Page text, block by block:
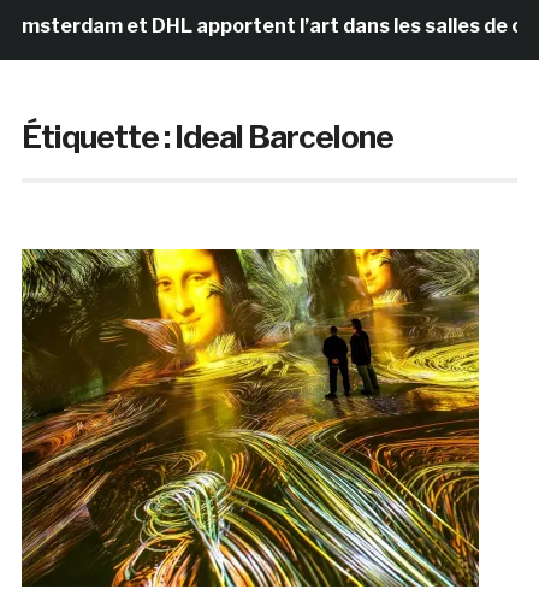
et DHL apportent l’art dans les salles de
Étiquette :Ideal Barcelone